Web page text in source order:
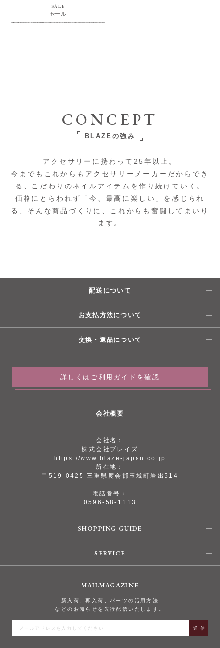
SALE
セール
CONCEPT
BLAZEの強み
アクセサリーに携わって25年以上。
今までもこれからもアクセサリーメーカーだからでき
る、こだわりのネイルアイテムを作り続けていく。
価格にとらわれず「今、最高に楽しい」を感じられ
る、そんな商品づくりに、これからも奮闘してまいり
ます。
配送について
お支払方法について
交換・返品について
詳しくはご利用ガイドを確認
会社概要
会社名：
株式会社ブレイズ
https://www.blaze-japan.co.jp
所在地：
〒519-0425 三重県度会郡玉城町岩出514
電話番号：
0596-58-1113
SHOPPING GUIDE
SERVICE
MAILMAGAZINE
新入荷、再入荷、パーツの活用方法
などのお知らせを先行配信いたします。